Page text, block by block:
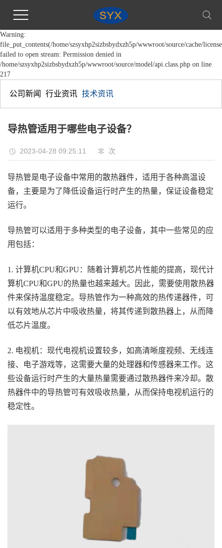
Warning:
file_put_contents(/home/szsyxhp2sizbsbydxzh5p/wwwroot/source/cache/
failed to open stream: Permission denied in
/home/szsyxhp2sizbsbydxzh5p/wwwroot/source/model/api.class.php on line
217
公司新闻 行业资讯 技术资讯
导热管适用于哪些电子设备？
2023-04-28 09:25:11 次
导热管是电子设备中常用的散热器件，适用于各种高温设
备，主要是为了降低设备运行时产生的热量，保证设备稳定
运行。
导热管可以适用于多种类型的电子设备，其中一些常见的应
用包括：
1. 计算机CPU和GPU：随着计算机芯片性能的提高，现代计
算机CPU和GPU的热量也越来越大。因此，需要使用散热器
件来保持温度稳定。导热管作为一种高效的热传递器件，可
以有效地从芯片中吸收热量，将其传递到散热器上，从而降
低芯片温度。
2. 电视机：现代电视机设置较多，如高清晰度视频、无线连
接、电子游戏等，这需要大量的处理器和传感器来工作。这
些设备运行时产生的大量热量需要通过散热器件来冷却。散
热器件中的导热管可有效吸收热量，从而保持电视机运行的
稳定性。